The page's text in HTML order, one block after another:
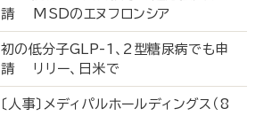
請 MSDのエヌフロンシア
初の低分子GLP-1、2型糖尿病でも申
請 リリー、日米で
〔人事〕メディパルホールディングス（8